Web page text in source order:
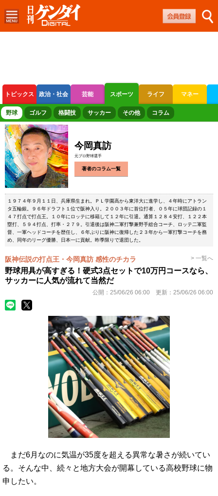
トピックス 政治・社会 芸能 スポーツ ライフ マネー
ボートレース 競輪 オートレース
野球 ゴルフ 格闘技 サッカー その他 コラム
今岡真訪
元プロ野球選手
著者のコラム一覧
１９７４年９月１１日、兵庫県生まれ。ＰＬ学園高から東洋大に進学し、４年時にアトラン
タ五輪銀。９６年ドラフト１位で阪神入り。２００３年に首位打者、０５年に球団記録の１
４７打点で打点王。１０年にロッテに移籍して１２年に引退。通算１２８４安打、１２２本
塁打、５９４打点、打率・２７９。引退後は阪神二軍打撃兼野手総合コーチ、ロッテ二軍監
督、一軍ヘッドコーチを歴任し、６年ぶりに阪神に復帰した２３年から一軍打撃コーチを務
め、同年のリーグ優勝、日本一に貢献。昨季限りで退団した。
阪神伝説の打点王・今岡真訪 感性のチカラ > 一覧へ
野球用具が高すぎる！硬式3点セットで10万円コースなら、
サッカーに人気が流れて当然だ
公開： 25/06/26 06:00 更新： 25/06/26 06:00
まだ6月なのに気温が35度を超える異常な暑さが続いてい
る。そんな中、続々と地方大会が開幕している高校野球に物
申したい。